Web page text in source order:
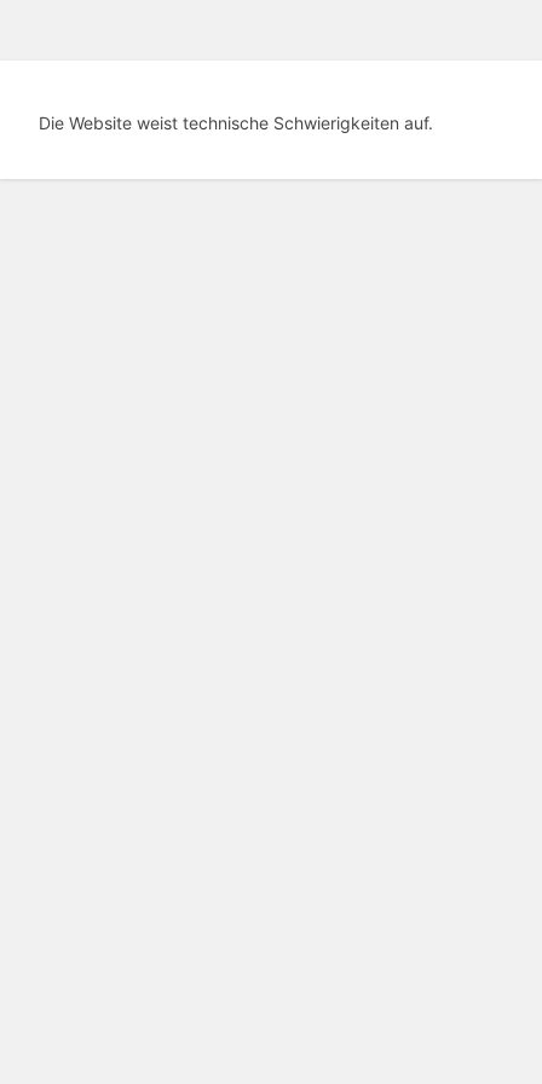
Die Website weist technische Schwierigkeiten auf.